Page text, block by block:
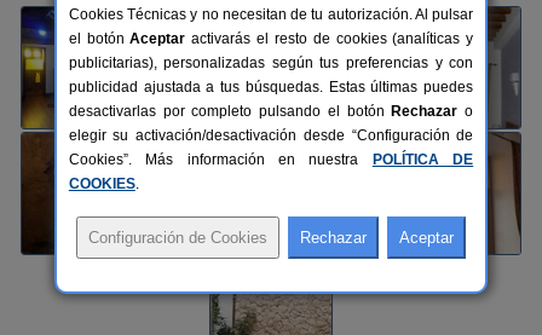
Cookies Técnicas y no necesitan de tu autorización. Al pulsar
el botónAceptar activarás el resto de cookies (analíticas y
publicitarias), personalizadas según tus preferencias y con
publicidad ajustada a tus búsquedas. Estas últimas puedes
desactivarlas por completo pulsando el botón Rechazar o
elegir su activación/desactivación desde “Configuración de
Cookies”. Más información en nuestra
POLÍTICA DE
COOKIES.